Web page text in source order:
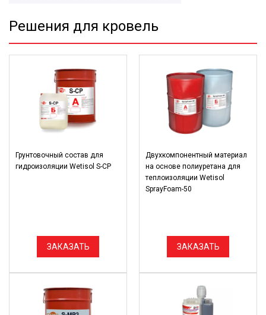
Решения для кровель
Грунтовочный состав для
гидроизоляции Wetisol S-CP
ЗАКАЗАТЬ
Двухкомпонентный материал
на основе полиуретана для
теплоизоляции Wetisol
SprayFoam-50
ЗАКАЗАТЬ